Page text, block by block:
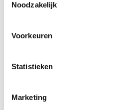
Noodzakelijk
Voorkeuren
Statistieken
Marketing